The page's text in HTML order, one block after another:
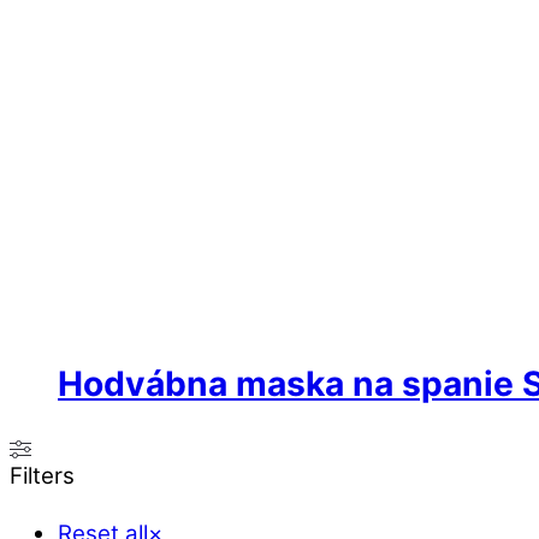
Hodvábna maska na spanie
Filters